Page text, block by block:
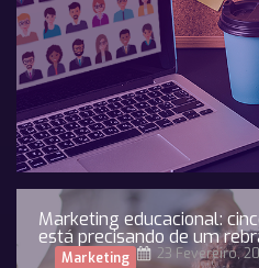
Marketing educacional:
está precisando de um
Marketing 23 Fevereiro,